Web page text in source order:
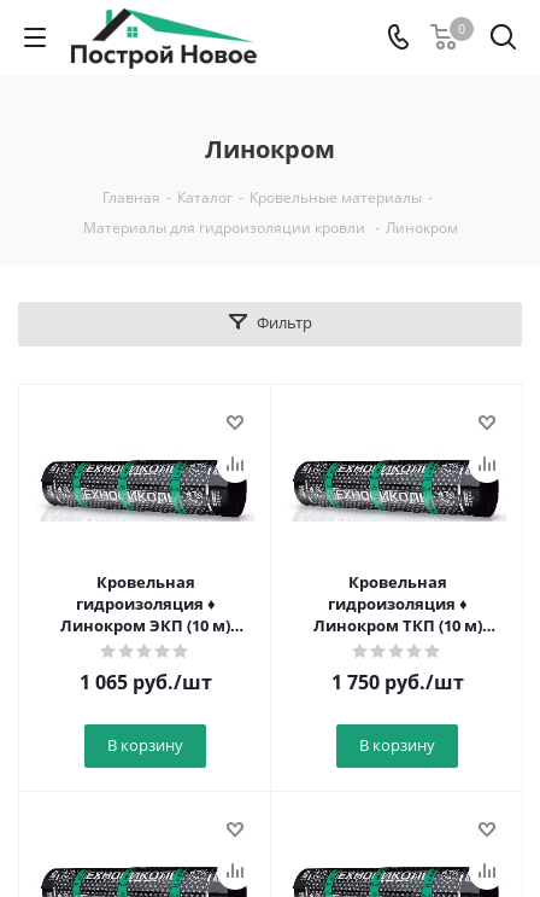
0
Линокром
Главная - Каталог - Кровельные материалы -
Материалы для гидроизоляции кровли - Линокром
Фильтр
Кровельная
гидроизоляция ♦
Линокром ЭКП (10 м)
верхний слой
1 065руб./шт
В корзину
Кровельная
гидроизоляция ♦
Линокром ТКП (10 м)
верхний слой
1 750руб./шт
В корзину